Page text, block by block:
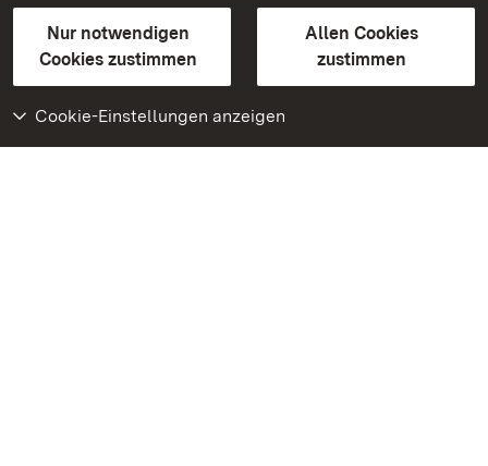
Nur notwendigen
Cookies zustimmen
Allen Cookies
zustimmen
Cookie-Einstellungen anzeigen
GebärdenspracheLeichte Sprache
Erklärung zur Barrierefreiheit
BITV-konform (geprüfte Seiten)
Weiteres